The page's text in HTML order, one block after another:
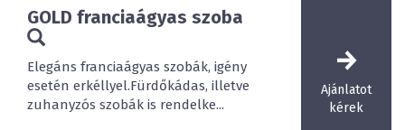
GOLD franciaágyas szoba
Elegáns franciaágyas szobák, igény
esetén erkéllyel.Fürdőkádas, illetve
zuhanyzós szobák is rendelke...
Ajánlatot
kérek